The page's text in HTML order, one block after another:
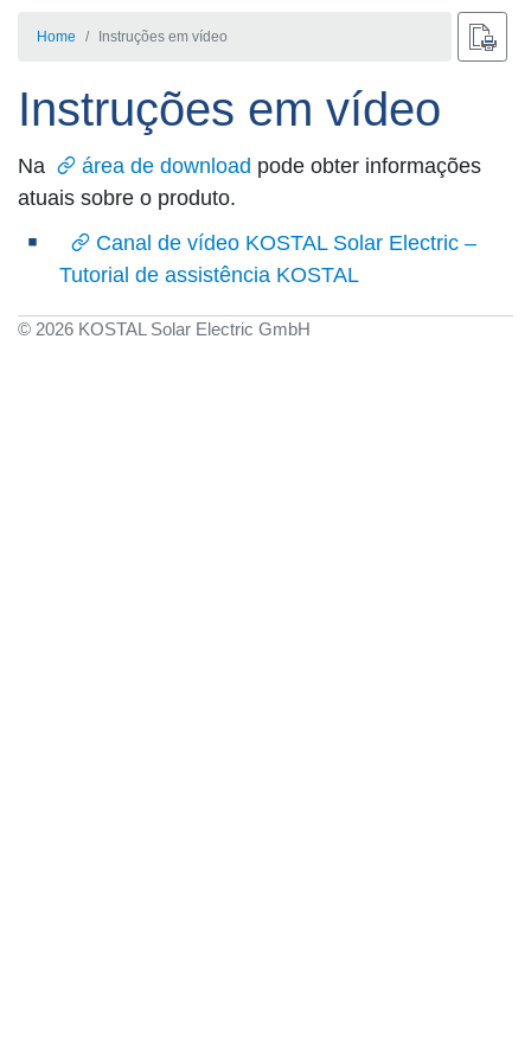
Home Instruções em vídeo
Instruções em vídeo
Na área de download pode obter informações
atuais sobre o produto.
Canal de vídeo KOSTAL Solar Electric –
Tutorial de assistência KOSTAL
© 2026 KOSTAL Solar Electric GmbH